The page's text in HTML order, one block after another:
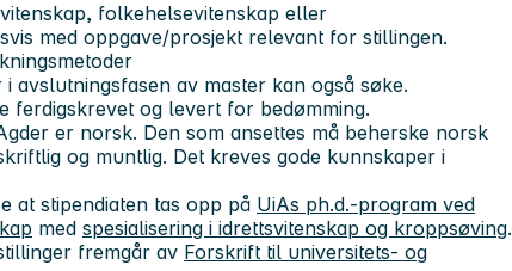
folkehelsevitenskap eller
med oppgave/prosjekt relevant for stillingen.
avslutningsfasen av master kan også søke.
ferdigskrevet og levert for bedømming.
er norsk. Den som ansettes må beherske norsk
og muntlig. Det kreves gode kunnskaper i
at stipendiaten tas opp på UiAs ph.d.-program ved
med spesialisering i idrettsvitenskap og kroppsøving.
fremgår av Forskrift til universitets- og